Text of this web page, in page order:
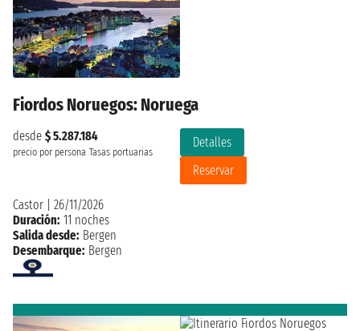
Fiordos Noruegos: Noruega
desde $ 5.287.184
precio por persona Tasas portuarias
Detalles
Reservar
Castor
26/11/2026
Duración: 11 noches
Salida desde: Bergen
Desembarque: Bergen